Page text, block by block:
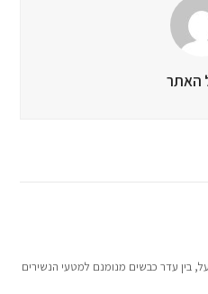
האתר
עדר כבשים מנומנם למטעי הנשירים